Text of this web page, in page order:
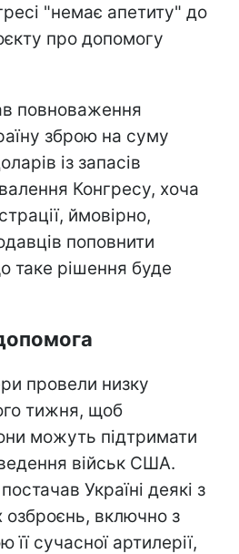
"немає апетиту" до
про допомогу
повноваження
зброю на суму
із запасів
Конгресу, хоча
ймовірно,
поповнити
таке рішення буде
провели низку
тижня, щоб
можуть підтримати
військ США.
Україні деякі з
озброєнь, включно з
сучасної артилерії,